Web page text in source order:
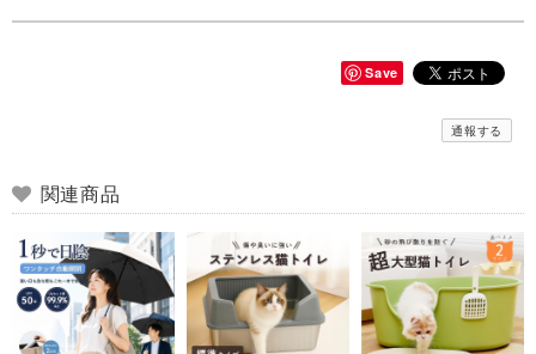
Save
通報する
関連商品